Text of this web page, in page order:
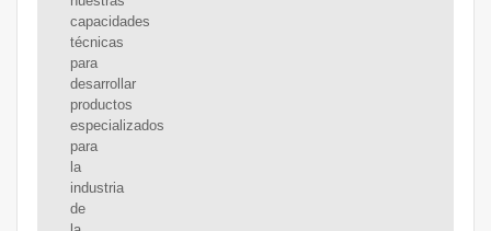
capacidades
técnicas
para
desarrollar
productos
especializados
para
la
industria
de